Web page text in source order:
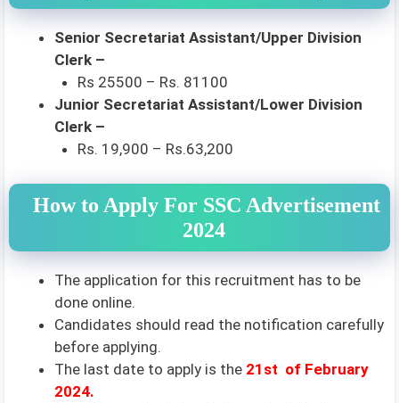
Senior Secretariat Assistant/Upper Division
Clerk –
Rs 25500 – Rs. 81100
Junior Secretariat Assistant/Lower Division
Clerk –
Rs. 19,900 – Rs.63,200
How to Apply For SSC Advertisement
2024
The application for this recruitment has to be
done online.
Candidates should read the notification carefully
before applying.
The last date to apply is the 21st of February
2024.